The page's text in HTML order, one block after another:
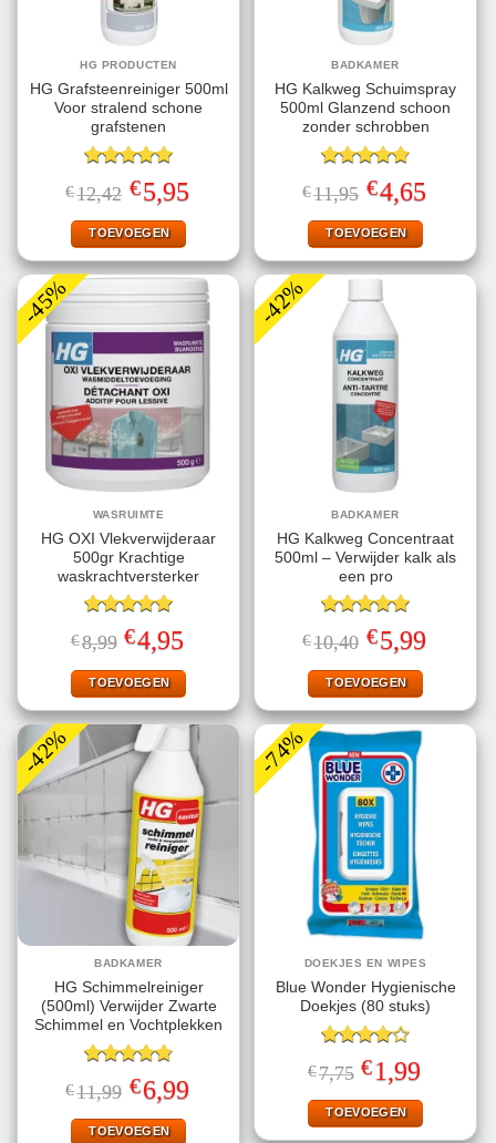
HG PRODUCTEN
HG Grafsteenreiniger 500ml
Voor stralend schone
grafstenen
Gewaardeerd
5.00uit 5
€12,42 Oorspronkelijke
prijs
was:
€12,42.
€5,95prijs
TOEVOEGEN
BADKAMER
HG Kalkweg Schuimspray
500ml Glanzend schoon
zonder schrobben
Gewaardeerd
4.80uit 5
€11,95 Oorspronkelijke
prijs
was:
€11,95.
€4,65prijs
TOEVOEGEN
-45%
WASRUIMTE
HG OXI Vlekverwijderaar
500gr Krachtige
waskrachtversterker
Gewaardeerd
5.00uit 5
€8,99 Oorspronkelijke
prijs
was:
€8,99.
€4,95
is:
€4,95.
TOEVOEGEN
-42%
BADKAMER
HG Kalkweg Concentraat
500ml – Verwijder kalk als
een pro
Gewaardeerd
5.00uit 5
€10,40 Oorspronkelijke
prijs
was:
€10,40.
€5,99Huidige
prijs
TOEVOEGEN
-42%
BADKAMER
HG Schimmelreiniger
(500ml) Verwijder Zwarte
Schimmel en Vochtplekken
Gewaardeerd
4.80uit 5
€11,99 Oorspronkelijke
prijs
was:
€11,99.
€6,99Huidige
prijs
TOEVOEGEN
-74%
DOEKJES EN WIPES
Blue Wonder Hygienische
Doekjes (80 stuks)
Gewaardeerd
4.00uit
€7,75 Oorspronkelijke
prijs
was:
€7,75.
€1,99
is:
€1,99.
TOEVOEGEN